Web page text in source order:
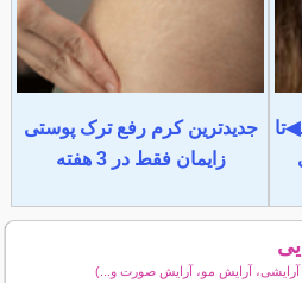
جدیدترین کرم رفع ترک پوستی
زایمان فقط در 3 هفته
آرایش مو، آرایش صورت و...)